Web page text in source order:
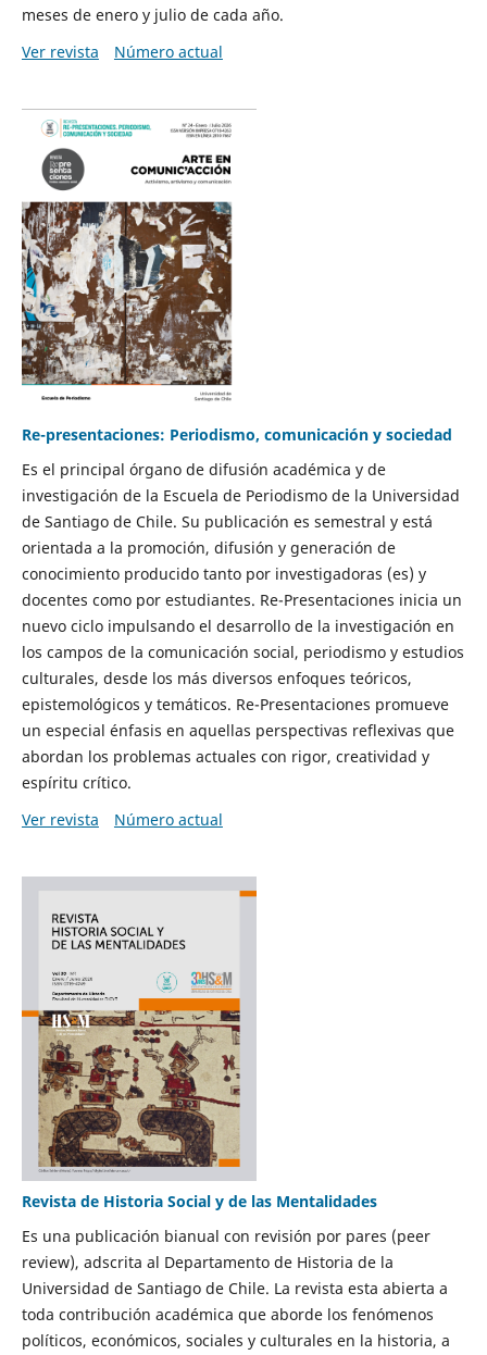
meses de enero y julio de cada año.
Ver revista
Número actual
Re-presentaciones: Periodismo, comunicación y sociedad
Es el principal órgano de difusión académica y de
investigación de la Escuela de Periodismo de la Universidad
de Santiago de Chile. Su publicación es semestral y está
orientada a la promoción, difusión y generación de
conocimiento producido tanto por investigadoras (es) y
docentes como por estudiantes. Re-Presentaciones inicia un
nuevo ciclo impulsando el desarrollo de la investigación en
los campos de la comunicación social, periodismo y estudios
culturales, desde los más diversos enfoques teóricos,
epistemológicos y temáticos. Re-Presentaciones promueve
un especial énfasis en aquellas perspectivas reflexivas que
abordan los problemas actuales con rigor, creatividad y
espíritu crítico.
Ver revista
Número actual
Revista de Historia Social y de las Mentalidades
Es una publicación bianual con revisión por pares (peer
review), adscrita al Departamento de Historia de la
Universidad de Santiago de Chile. La revista esta abierta a
toda contribución académica que aborde los fenómenos
políticos, económicos, sociales y culturales en la historia, a